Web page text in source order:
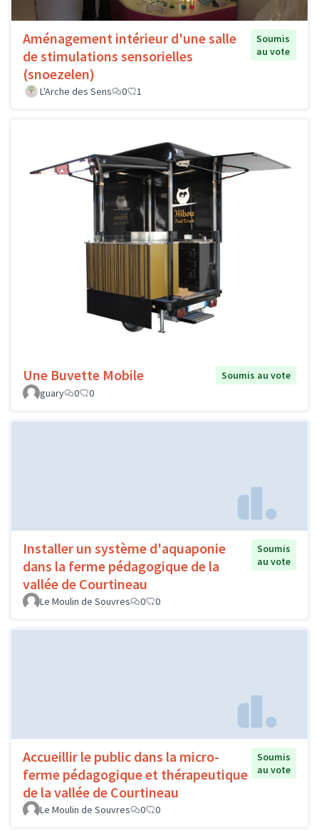
Aménagement intérieur d'une salle
de stimulations sensorielles
(snoezelen)
Soumis
au vote
L'Arche des Sens 0 1
Une Buvette Mobile
Soumis au vote
guary
0 0
Installer un système d'aquaponie
dans la ferme pédagogique de la
vallée de Courtineau
Soumis
au vote
Le Moulin de Souvres 0 0
Accueillir le public dans la micro-
ferme pédagogique et thérapeutique
de la vallée de Courtineau
Soumis
au vote
Le Moulin de Souvres 0 0